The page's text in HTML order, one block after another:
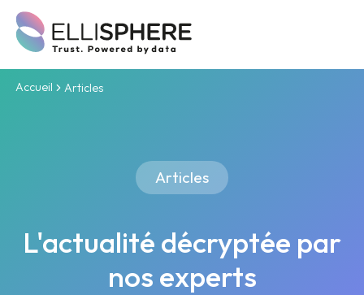
Accueil Articles
Articles
L'actualité décryptée par
nos experts